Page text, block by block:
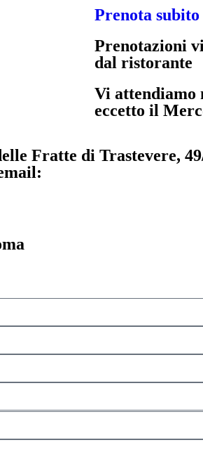
Prenota
Prenotazioni
dal ristorante
Vi attendiamo
eccetto il
Fratte di Trastevere,